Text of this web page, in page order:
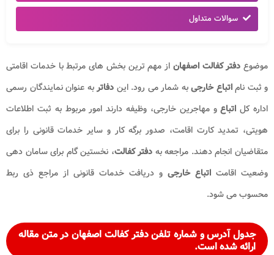
سوالات متداول
موضوع دفتر کفالت اصفهان از مهم ترین بخش های مرتبط با خدمات اقامتی
و ثبت ناماتباع خارجیبه شمار می رود. این دفاتربه عنوان نمایندگان رسمی
اداره کل اتباعو مهاجرین خارجی، وظیفه دارند امور مربوط به ثبت اطلاعات
هویتی، تمدید کارت اقامت، صدور برگه کار و سایر خدمات قانونی را برای
متقاضیان انجام دهند. مراجعه به دفتر کفالت، نخستین گام برای سامان دهی
وضعیت اقامت اتباع خارجی و دریافت خدمات قانونی از مراجع ذی ربط
محسوب می شود.
جدول آدرس و شماره تلفن دفتر کفالت اصفهان در متن مقاله
ارائه شده است.